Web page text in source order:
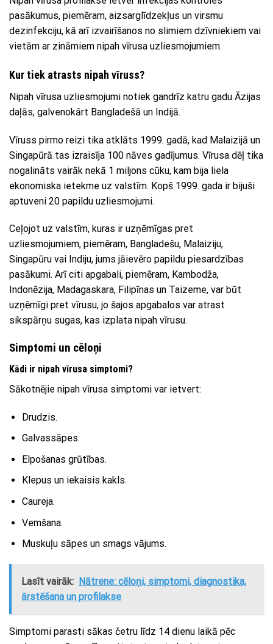
pasākumus, piemēram, aizsarglīdzekļus un virsmu
dezinfekciju, kā arī izvairīšanos no slimiem dzīvniekiem vai
vietām ar zināmiem nipah vīrusa uzliesmojumiem.
Kur tiek atrasts nipah vīruss?
Nipah vīrusa uzliesmojumi notiek gandrīz katru gadu Āzijas
daļās, galvenokārt Bangladešā un Indijā.
Vīruss pirmo reizi tika atklāts 1999. gadā, kad Malaizijā un
Singapūrā tas izraisīja 100 nāves gadījumus. Vīrusa dēļ tika
nogalināts vairāk nekā 1 miljons cūku, kam bija liela
ekonomiska ietekme uz valstīm. Kopš 1999. gada ir bijuši
aptuveni 20 papildu uzliesmojumi.
Ceļojot uz valstīm, kuras ir uzņēmīgas pret
uzliesmojumiem, piemēram, Bangladešu, Malaiziju,
Singapūru vai Indiju, jums jāievēro papildu piesardzības
pasākumi. Arī citi apgabali, piemēram, Kambodža,
Indonēzija, Madagaskara, Filipīnas un Taizeme, var būt
uzņēmīgi pret vīrusu, jo šajos apgabalos var atrast
sikspārņu sugas, kas izplata nipah vīrusu.
Simptomi un cēloņi
Kādi ir nipah vīrusa simptomi?
Sākotnējie nipah vīrusa simptomi var ietvert:
Drudzis.
Galvassāpes.
Elpošanas grūtības.
Klepus un iekaisis kakls.
Caureja.
Vemšana.
Muskuļu sāpes un smags vājums.
Lasīt vairāk: Nātrene: cēloņi, simptomi, diagnostika,
ārstēšana un profilakse
Simptomi parasti sākas četru līdz 14 dienu laikā pēc